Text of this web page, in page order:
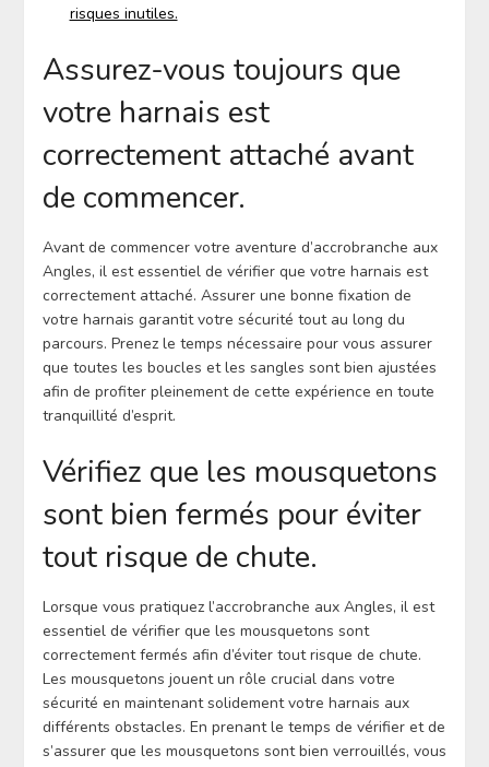
risques inutiles.
Assurez-vous toujours que
votre harnais est
correctement attaché avant
de commencer.
Avant de commencer votre aventure d’accrobranche aux
Angles, il est essentiel de vérifier que votre harnais est
correctement attaché. Assurer une bonne fixation de
votre harnais garantit votre sécurité tout au long du
parcours. Prenez le temps nécessaire pour vous assurer
que toutes les boucles et les sangles sont bien ajustées
afin de profiter pleinement de cette expérience en toute
tranquillité d’esprit.
Vérifiez que les mousquetons
sont bien fermés pour éviter
tout risque de chute.
Lorsque vous pratiquez l’accrobranche aux Angles, il est
essentiel de vérifier que les mousquetons sont
correctement fermés afin d’éviter tout risque de chute.
Les mousquetons jouent un rôle crucial dans votre
sécurité en maintenant solidement votre harnais aux
différents obstacles. En prenant le temps de vérifier et de
s’assurer que les mousquetons sont bien verrouillés, vous